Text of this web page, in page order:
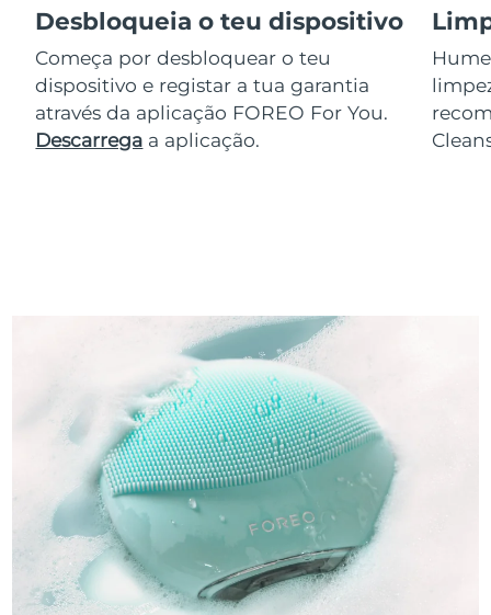
Desbloqueia o teu dispositivo
Começa por desbloquear o teu
dispositivo e registar a tua garantia
através da aplicação FOREO For You.
Descarrega a aplicação.